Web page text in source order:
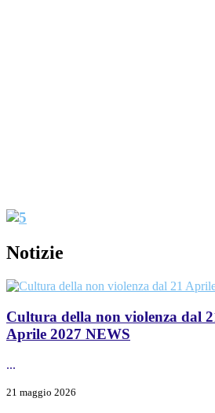
Notizie
Cultura della non violenza dal
Aprile 2027 NEWS
...
21 maggio 2026